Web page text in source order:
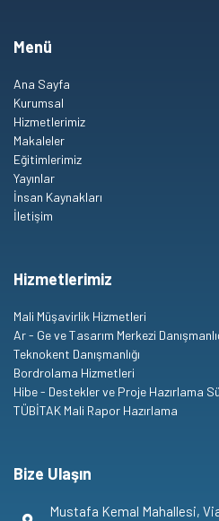
Menü
Ana Sayfa
Kurumsal
Hizmetlerimiz
Makaleler
Eğitimlerimiz
Yayınlar
İnsan Kaynakları
İletişim
Hizmetlerimiz
Mali Müşavirlik Hizmetleri
Ar - Ge ve Tasarım Merkezi
Teknokent Danışmanlığı
Bordrolama Hizmetleri
Hibe - Destekler ve Proje Hazırlama
TÜBİTAK Mali Rapor Hazırlama
Bize Ulaşın
Mustafa Kemal Mahallesi,